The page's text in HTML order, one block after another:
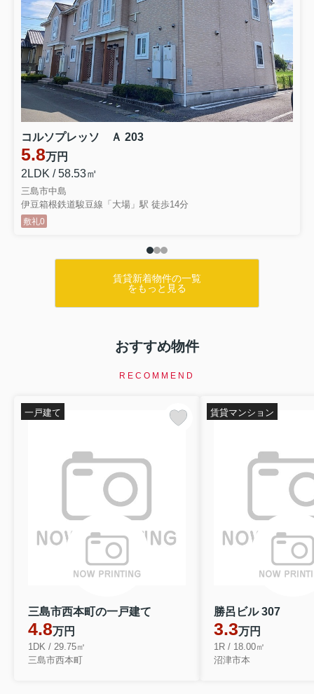
コルソプレッソ Ａ 203
5.8万円
2LDK / 58.53㎡
三島市中島
伊豆箱根鉄道駿豆線「大場」駅 徒歩14分
敷礼0
賃貸新着物件の一覧
をもっと見る
おすすめ物件
RECOMMEND
三島市西本町の一戸建て
4.8万円
1DK / 29.75㎡
三島市西本町
一戸建て
勝呂ビル 307
3.3万円
1R / 18.00㎡
沼津市本
賃貸マンション